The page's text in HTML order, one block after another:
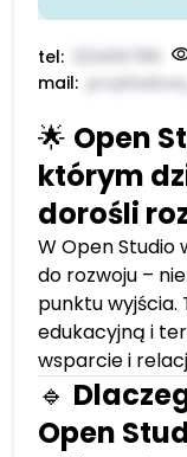
tel:
mail:
🌟 Open
którym
dorośli
W Open Studio
do rozwoju –
punktu
edukacyjną i
wsparcie i
🔹
Open